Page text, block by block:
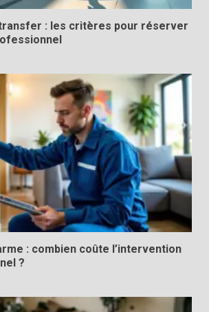
: les critères pour réserver
: combien coûte l’intervention
?